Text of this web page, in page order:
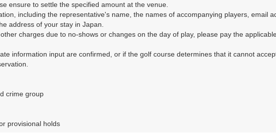
09:40 ショートコース
|
10時台（1枠）
11時台（1枠）
ensure to settle the specified amount at the venue.
including the representative's name, the names of accompanying players, email
address of your stay in Japan.
charges due to no-shows or changes on the day of play, please pay the
information input are confirmed, or if the golf course determines that it cannot
crime group
provisional holds